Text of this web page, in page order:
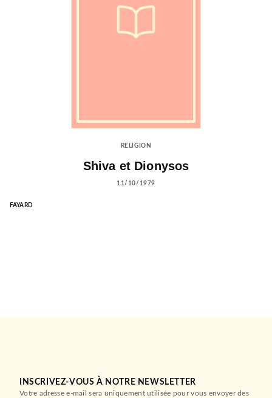
RELIGION
Shiva et Dionysos
11/10/1979
FAYARD
INSCRIVEZ-VOUS À NOTRE NEWSLETTER
Votre adresse e-mail sera uniquement utilisée pour vous envoyer des